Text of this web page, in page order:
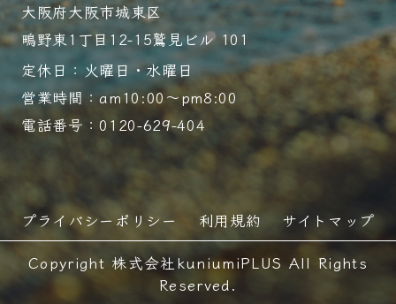
大阪府大阪市城東区
鴫野東1丁目12-15鷲見ビル 101
定休日：火曜日・水曜日
営業時間：am10:00～pm8:00
電話番号：0120-629-404
プライバシーポリシー 利用規約
サイトマップ
Copyright 株式会社kuniumiPLUS All Rights
Reserved.